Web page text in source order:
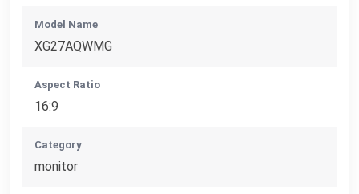
Model Name
XG27AQWMG
Aspect Ratio
16:9
Category
monitor